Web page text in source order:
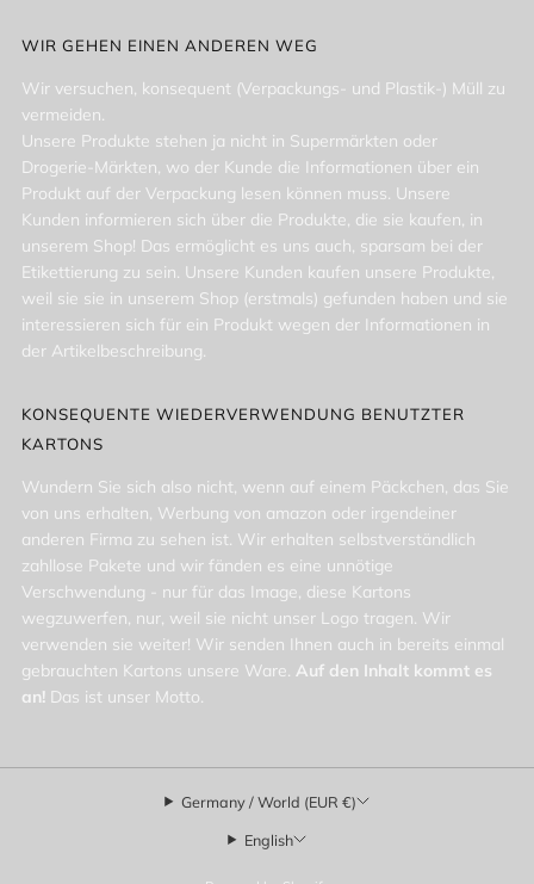
WIR GEHEN EINEN ANDEREN WEG
Wir versuchen, konsequent (Verpackungs- und Plastik-) Müll zu
vermeiden.
Unsere Produkte stehen ja nicht in Supermärkten oder
Drogerie-Märkten, wo der Kunde die Informationen über ein
Produkt auf der Verpackung lesen können muss. Unsere
Kunden informieren sich über die Produkte, die sie kaufen, in
unserem Shop! Das ermöglicht es uns auch, sparsam bei der
Etikettierung zu sein. Unsere Kunden kaufen unsere Produkte,
weil sie sie in unserem Shop (erstmals) gefunden haben und sie
interessieren sich für ein Produkt wegen der Informationen in
der Artikelbeschreibung.
KONSEQUENTE WIEDERVERWENDUNG BENUTZTER
KARTONS
Wundern Sie sich also nicht, wenn auf einem Päckchen, das Sie
von uns erhalten, Werbung von amazon oder irgendeiner
anderen Firma zu sehen ist. Wir erhalten selbstverständlich
zahllose Pakete und wir fänden es eine unnötige
Verschwendung - nur für das Image, diese Kartons
wegzuwerfen, nur, weil sie nicht unser Logo tragen. Wir
verwenden sie weiter! Wir senden Ihnen auch in bereits einmal
gebrauchten Kartons unsere Ware. Auf den Inhalt kommt es
an! Das ist unser Motto.
Germany / World (EUR €)
English